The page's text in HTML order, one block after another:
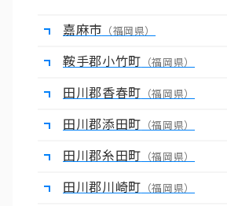
嘉麻市 （福岡県）
鞍手郡小竹町 （福岡県）
田川郡香春町 （福岡県）
田川郡添田町 （福岡県）
田川郡糸田町 （福岡県）
田川郡川崎町 （福岡県）